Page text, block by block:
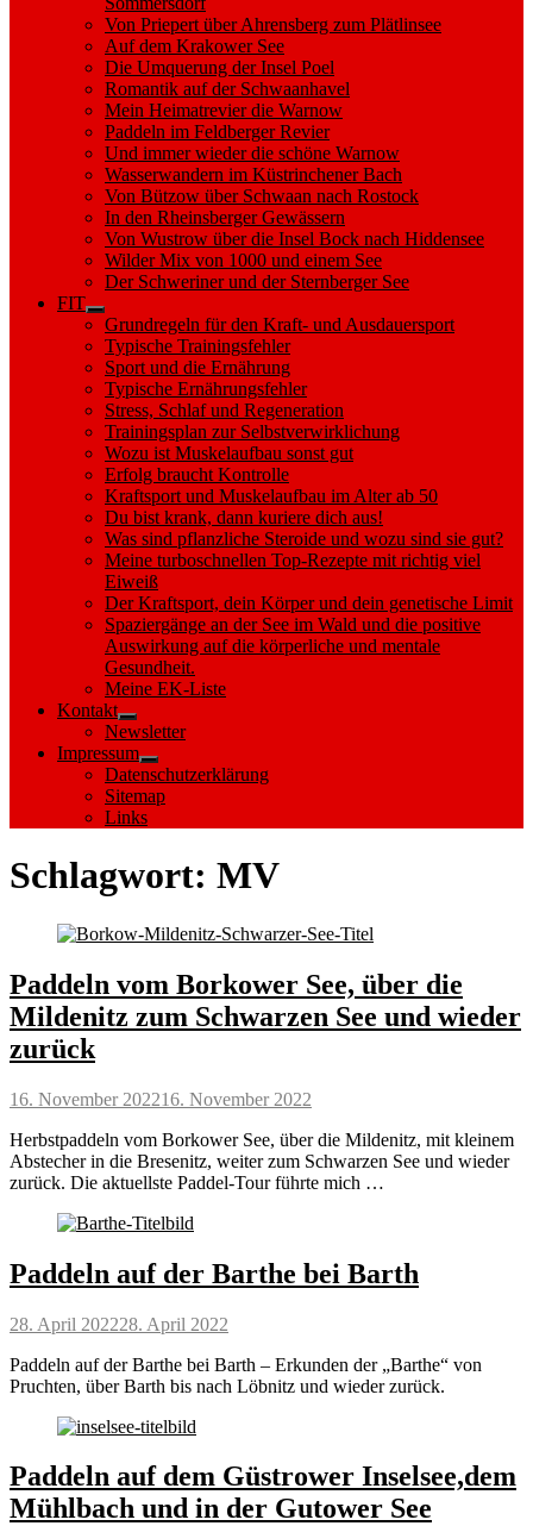
Von Priepert über Ahrensberg zum Plätlinsee
Auf dem Krakower See
Die Umquerung der Insel Poel
Romantik auf der Schwaanhavel
Mein Heimatrevier die Warnow
Paddeln im Feldberger Revier
Und immer wieder die schöne Warnow
Wasserwandern im Küstrinchener Bach
Von Bützow über Schwaan nach Rostock
In den Rheinsberger Gewässern
Von Wustrow über die Insel Bock nach Hiddensee
Wilder Mix von 1000 und einem See
Der Schweriner und der Sternberger See
FIT
Show
sub
menu
Grundregeln für den Kraft- und Ausdauersport
Typische Trainingsfehler
Sport und die Ernährung
Typische Ernährungsfehler
Stress, Schlaf und Regeneration
Trainingsplan zur Selbstverwirklichung
Wozu ist Muskelaufbau sonst gut
Erfolg braucht Kontrolle
Kraftsport und Muskelaufbau im Alter ab 50
Du bist krank, dann kuriere dich aus!
Was sind pflanzliche Steroide und wozu sind sie gut?
Meine turboschnellen Top-Rezepte mit richtig viel
Eiweiß
Der Kraftsport, dein Körper und dein genetische Limit
Spaziergänge an der See im Wald und die positive
Auswirkung auf die körperliche und mentale
Gesundheit.
Meine EK-Liste
Kontakt
Show
sub
menu
Newsletter
Impressum
Show
sub
menu
Datenschutzerklärung
Sitemap
Links
Schlagwort: MV
Paddeln vom Borkower See, über die
Mildenitz zum Schwarzen See und wieder
zurück
Posted
16. November 202216. November 2022
Herbstpaddeln vom Borkower See, über die Mildenitz, mit kleinem
Abstecher in die Bresenitz, weiter zum Schwarzen See und wieder
zurück. Die aktuellste Paddel-Tour führte mich …
Paddeln auf der Barthe bei Barth
Posted
28. April 202228. April 2022
Paddeln auf der Barthe bei Barth – Erkunden der „Barthe“ von
Pruchten, über Barth bis nach Löbnitz und wieder zurück.
Paddeln auf dem Güstrower Inselsee,dem
Mühlbach und in der Gutower See